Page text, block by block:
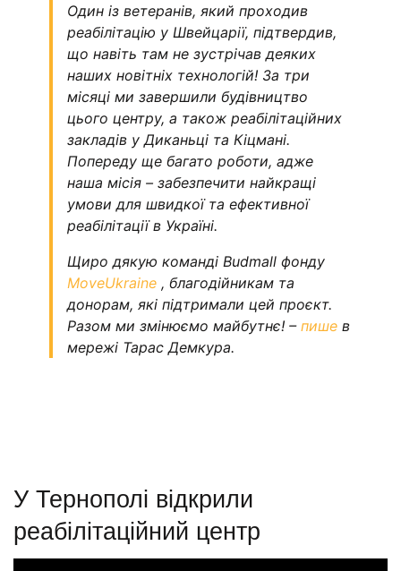
Один із ветеранів, який проходив
реабілітацію у Швейцарії, підтвердив,
що навіть там не зустрічав деяких
наших новітніх технологій! За три
місяці ми завершили будівництво
цього центру, а також реабілітаційних
закладів у Диканьці та Кіцмані.
Попереду ще багато роботи, адже
наша місія – забезпечити найкращі
умови для швидкої та ефективної
реабілітації в Україні.
Щиро дякую команді Budmall фонду
MoveUkraine , благодійникам та
донорам, які підтримали цей проєкт.
Разом ми змінюємо майбутнє! – пише в
мережі Тарас Демкура.
У Тернополі відкрили
реабілітаційний центр